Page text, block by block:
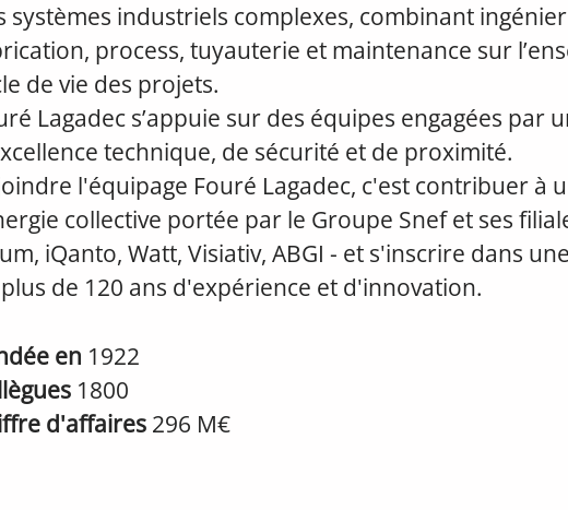
systèmes industriels complexes, combinant
process, tuyauterie et maintenance sur
de vie des projets.
Lagadec s’appuie sur des équipes engagées par
technique, de sécurité et de proximité.
l'équipage Fouré Lagadec, c'est contribuer à
collective portée par le Groupe Snef et ses
iQanto, Watt, Visiativ, ABGI - et s'inscrire dans
de 120 ans d'expérience et d'innovation.
en 1922
1800
d'affaires 296 M€